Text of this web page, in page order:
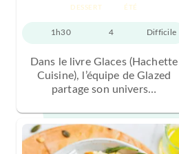
DESSERT ÉTÉ
1h30 4 Difficile
Dans le livre Glaces (Hachette
Cuisine), l’équipe de Glazed
partage son univers…